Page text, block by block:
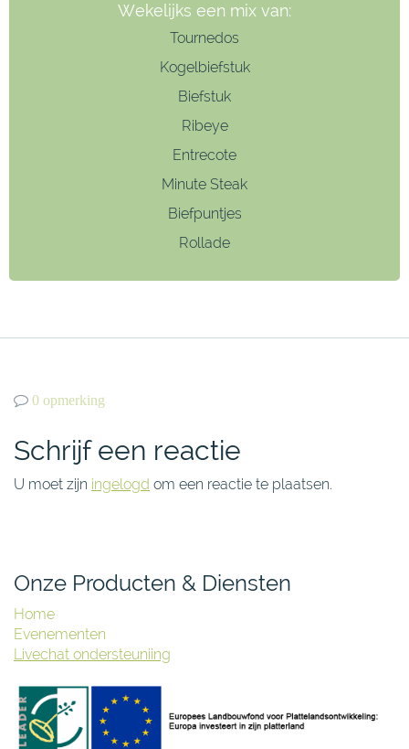
Wekelijks een mix van:
Tournedos
Kogelbiefstuk
Biefstuk
Ribeye
Entrecote
Minute Steak
Biefpuntjes
Rollade
0 opmerking
Schrijf een reactie
U moet zijn ingelogd om een reactie te plaatsen.
Onze Producten & Diensten
Home
Evenementen
Livechat ondersteuniing